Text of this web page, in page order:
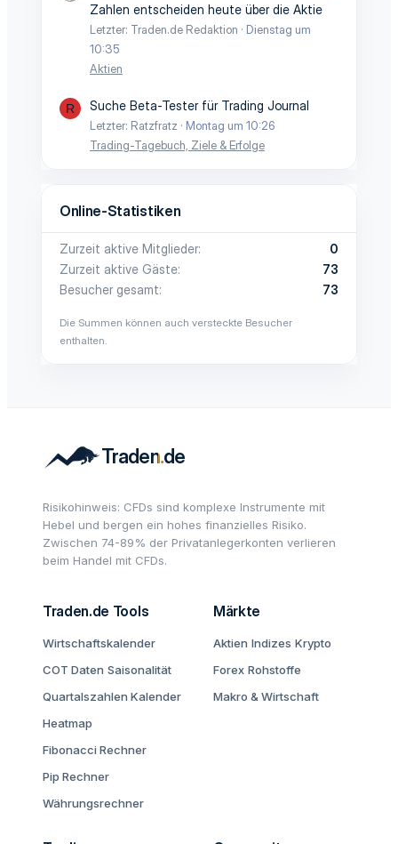
Zahlen entscheiden heute über die Aktie
Letzter: Traden.de Redaktion
Dienstag um
10:35
Aktien
R Suche Beta-Tester für Trading Journal
Letzter: Ratzfratz
Montag um 10:26
Trading-Tagebuch, Ziele & Erfolge
Online-Statistiken
Zurzeit aktive Mitglieder
0
Zurzeit aktive Gäste
73
Besucher gesamt
73
Die Summen können auch versteckte Besucher
enthalten.
Risikohinweis: CFDs sind komplexe Instrumente mit
Hebel und bergen ein hohes finanzielles Risiko.
Zwischen 74-89% der Privatanlegerkonten verlieren
beim Handel mit CFDs.
Traden.de Tools
Wirtschaftskalender
COT Daten Saisonalität
Quartalszahlen Kalender
Heatmap
Fibonacci Rechner
Pip Rechner
Währungsrechner
Märkte
Aktien Indizes Krypto
Forex Rohstoffe
Makro & Wirtschaft